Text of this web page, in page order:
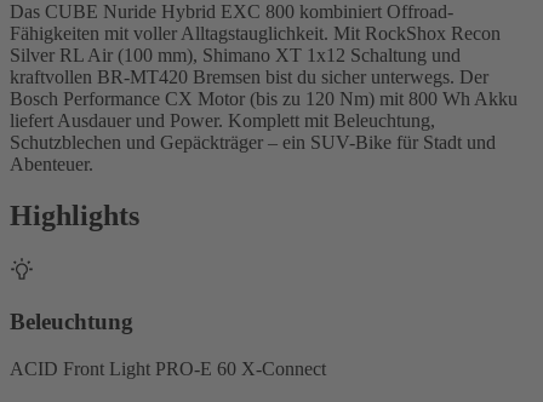
Das CUBE Nuride Hybrid EXC 800 kombiniert Offroad-
Fähigkeiten mit voller Alltagstauglichkeit. Mit RockShox Recon
Silver RL Air (100 mm), Shimano XT 1x12 Schaltung und
kraftvollen BR-MT420 Bremsen bist du sicher unterwegs. Der
Bosch Performance CX Motor (bis zu 120 Nm) mit 800 Wh Akku
liefert Ausdauer und Power. Komplett mit Beleuchtung,
Schutzblechen und Gepäckträger – ein SUV-Bike für Stadt und
Abenteuer.
Highlights
Beleuchtung
ACID Front Light PRO-E 60 X-Connect